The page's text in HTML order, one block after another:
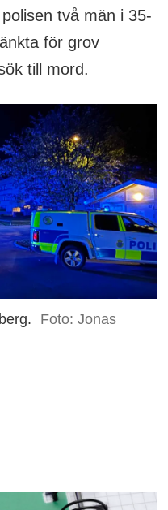
två män i 35-
för grov
till mord.
Foto: Jonas